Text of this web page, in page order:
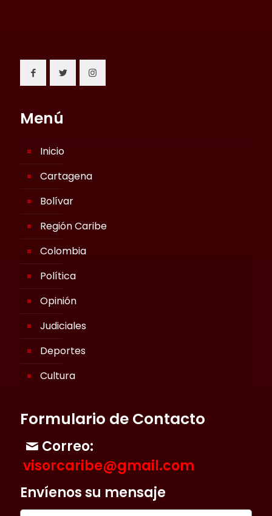
Menú
Inicio
Cartagena
Bolívar
Región Caribe
Colombia
Política
Opinión
Judiciales
Deportes
Cultura
Formulario de Contacto
Correo:
visorcaribe@gmail.com
Envíenos su mensaje